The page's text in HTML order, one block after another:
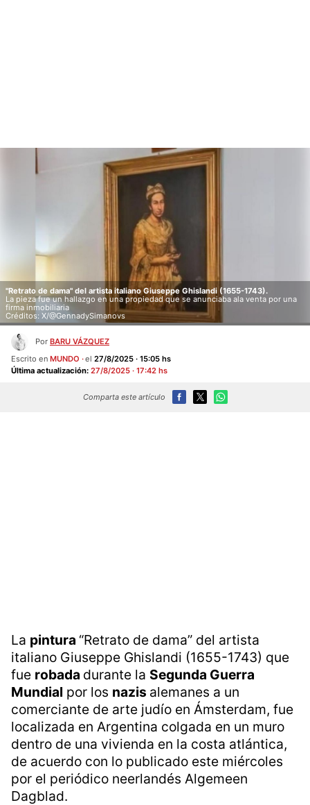
"Retrato de dama" del artista italiano Giuseppe Ghislandi (1655-1743).
La pieza fue un hallazgo en una propiedad que se anunciaba ala venta por una
firma inmobiliaria
Créditos: X/@GennadySimanovs
Por BARU VÁZQUEZ
Escrito en MUNDO el 27/8/2025 · 15:05 hs
Última actualización: 27/8/2025 · 17:42 hs
Comparta este artículo
La pintura “Retrato de dama” del artista
italiano Giuseppe Ghislandi (1655-1743) que
fue robada durante la Segunda Guerra
Mundial por los nazis alemanes a un
comerciante de arte judío en Ámsterdam, fue
localizada en Argentina colgada en un muro
dentro de una vivienda en la costa atlántica,
de acuerdo con lo publicado este miércoles
por el periódico neerlandés Algemeen
Dagblad.